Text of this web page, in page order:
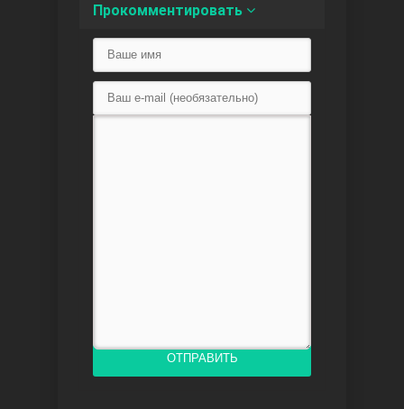
Прокомментировать
ОТПРАВИТЬ